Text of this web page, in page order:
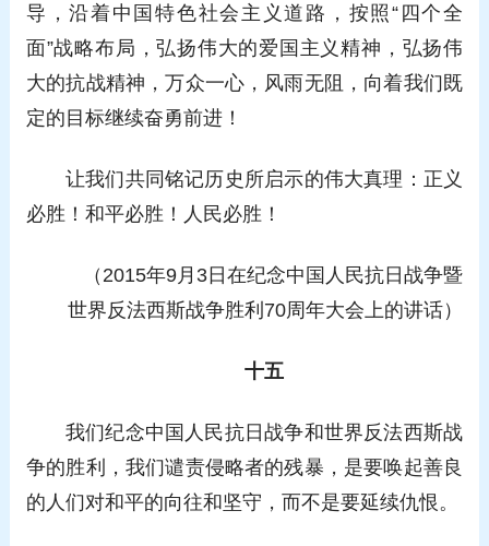
导，沿着中国特色社会主义道路，按照“四个全
面”战略布局，弘扬伟大的爱国主义精神，弘扬伟
大的抗战精神，万众一心，风雨无阻，向着我们既
定的目标继续奋勇前进！
让我们共同铭记历史所启示的伟大真理：正义
必胜！和平必胜！人民必胜！
（2015年9月3日在纪念中国人民抗日战争暨
世界反法西斯战争胜利70周年大会上的讲话）
十五
我们纪念中国人民抗日战争和世界反法西斯战
争的胜利，我们谴责侵略者的残暴，是要唤起善良
的人们对和平的向往和坚守，而不是要延续仇恨。